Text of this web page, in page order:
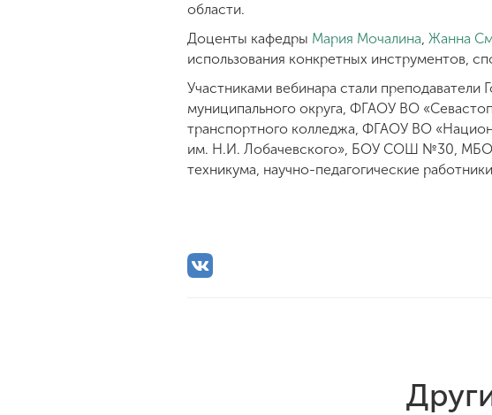
области.
Доценты кафедры Мария Мочалина, Жанна
использования конкретных инструментов,
Участниками вебинара стали
муниципального округа, ФГАОУ ВО
транспортного колледжа, ФГАОУ ВО
им. Н.И. Лобачевского», БОУ СОШ №30, МБОУ
техникума, научно-педагогические